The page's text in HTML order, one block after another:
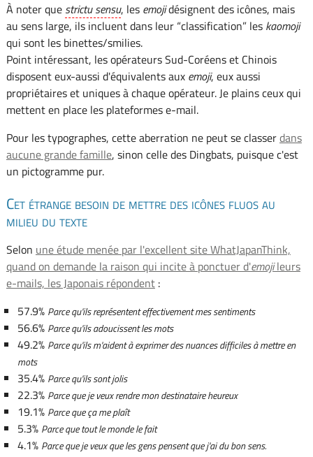
À noter que strictu sensu, les emojidésignent des icônes, mais
au sens large, ils incluent dans leur “classification” les kaomoji
qui sont les binettes/smilies.
Point intéressant, les opérateurs Sud-Coréens et Chinois
disposent eux-aussi d'équivalents aux emoji, eux aussi
propriétaires et uniques à chaque opérateur. Je plains ceux qui
mettent en place les plateformes e-mail.
Pour les typographes, cette aberration ne peut se classerdans
aucune grande famille, sinon celle des Dingbats, puisque c'est
un pictogramme pur.
Cet étrange besoin de mettre des icônes fluos au
milieu du texte
Selon une étude menée par l'excellent site WhatJapanThink,
quand on demande la raison qui incite à ponctuer d'emojileurs
e-mails, les Japonais répondent:
57.9% Parce qu'ils représentent effectivement mes sentiments
56.6% Parce qu'ils adoucissent les mots
49.2% Parce qu'ils m'aident à exprimer des nuances difficiles à mettre en
mots
35.4% Parce qu'ils sont jolis
22.3% Parce que je veux rendre mon destinataire heureux
19.1% Parce que ça me plaît
5.3% Parce que tout le monde le fait
4.1% Parce que je veux que les gens pensent que j'ai du bon sens.